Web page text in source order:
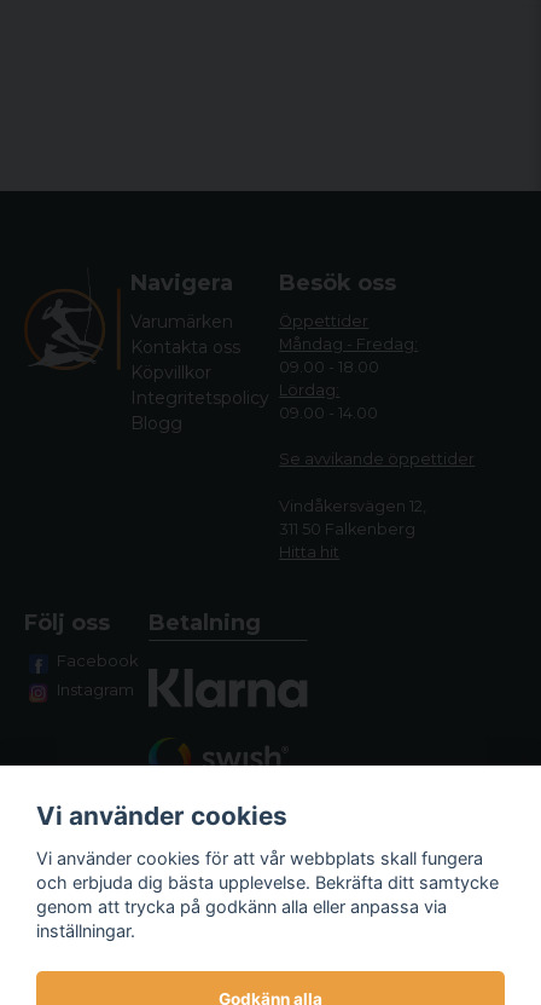
Navigera
Varumärken
Kontakta oss
Köpvillkor
Integritetspolicy
Blogg
Besök oss
Öppettider
Måndag - Fredag:
09.00 - 18.00
Lördag:
09.00 - 14.00
Se avvikande öppettider
Vindåkersvägen 12,
311 50 Falkenberg
Hitta hit
Följ oss
Facebook
Instagram
Betalning
Fraktalternativ
Vi använder cookies
Vi använder cookies för att vår webbplats skall fungera
och erbjuda dig bästa upplevelse. Bekräfta ditt samtycke
genom att trycka på godkänn alla eller anpassa via
inställningar.
Godkänn alla